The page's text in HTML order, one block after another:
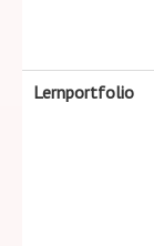
Lernportfolio